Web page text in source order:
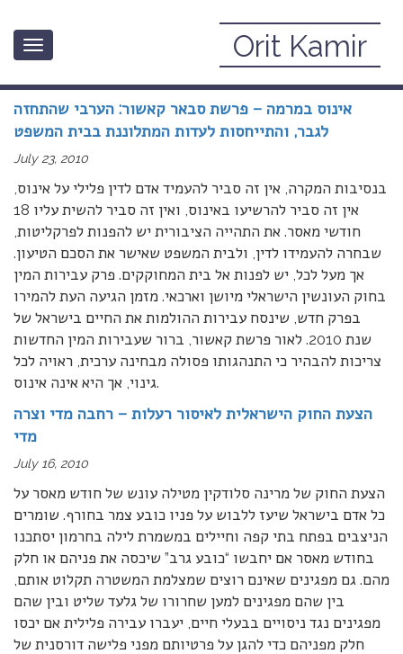
Toggle
Orit Kamir
אינוס במרמה – פרשת סבאר קאשור: הערבי שהתחזה
לגבר, והתייחסות לעדות המתלוננת בבית המשפט
July 23, 2010
בנסיבות המקרה, אין זה סביר להעמיד אדם לדין פלילי על אינוס,
אין זה סביר להרשיעו באינוס, ואין זה סביר להשית עליו 18
חודשי מאסר. את התהייה הציבורית יש להפנות לפרקליטות,
שבחרה להעמידו לדין, ולבית המשפט שאישר את הסכם הטיעון.
אך מעל לכל, יש לפנות אל בית המחוקקים. פרק עבירות המין
בחוק העונשין הישראלי מיושן וארכאי. מזמן הגיעה העת להמירו
בפרק חדש, שינסח עבירות ההולמות את החיים בישראל של
שנת 2010. לאור פרשת קאשור, ברור שעבירות המין החדשות
צריכות להבהיר כי התנהגותו פסולה מבחינה ערכית, ראויה לכל
גינוי, אך היא אינה אינוס.
הצעת החוק הישראלית לאיסור רעלות – רחבה מדי וצרה
מדי
July 16, 2010
הצעת החוק של מרינה סלודקין מטילה עונש של חודש מאסר על
כל אדם בישראל שיעז ללבוש על פניו כובע צמר בחורף. שומרים
הניצבים בפתח בתי קפה וחיילים במשמרת לילה בחרמון יסתכנו
בחודש מאסר אם יחבשו “כובע גרב” שיכסה את פניהם או חלק
מהם. גם מפגינים שאינם רוצים שמצלמת המשטרה תקלוט אותם,
בין שהם מפגינים למען שחרורו של גלעד שליט ובין שהם
מפגינים נגד ניסויים בבעלי חיים, יעברו עבירה פלילית אם יכסו
חלק מפניהם כדי להגן על פרטיותם מפני פלישה דורסנית של